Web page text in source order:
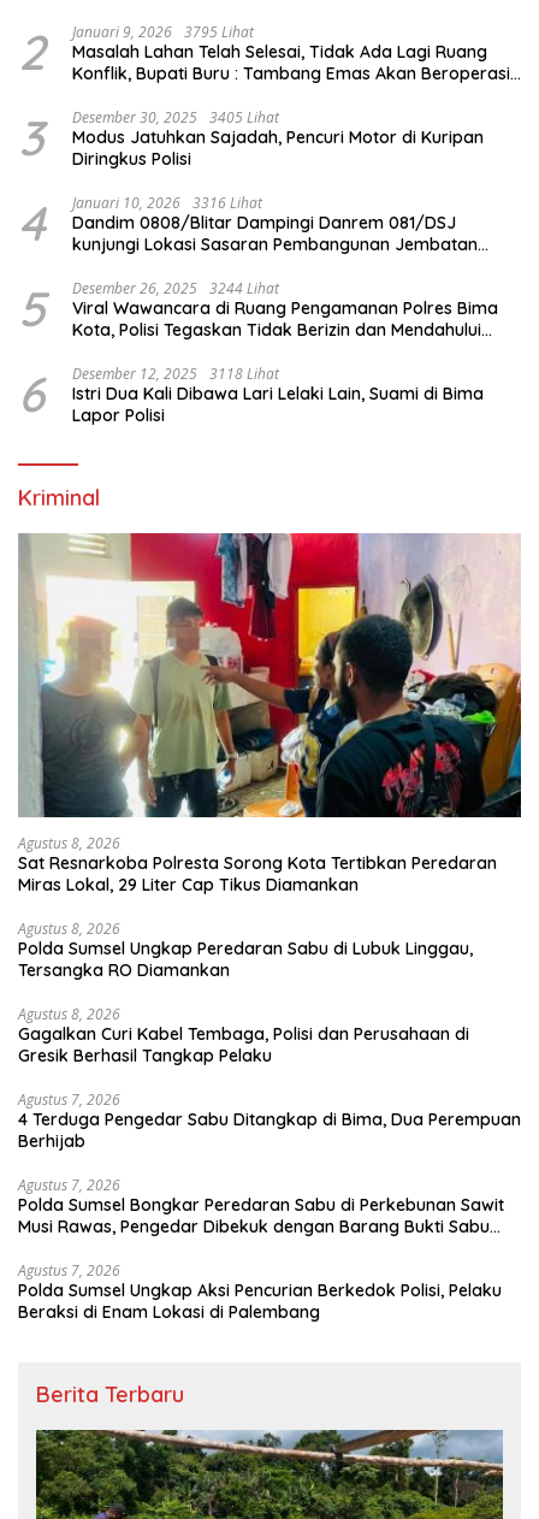
2 Januari 9, 2026 3795 Lihat
Masalah Lahan Telah Selesai, Tidak Ada Lagi Ruang
Konflik, Bupati Buru : Tambang Emas Akan Beroperasi
3 Desember 30, 2025 3405 Lihat
Modus Jatuhkan Sajadah, Pencuri Motor di Kuripan
Diringkus Polisi
4 Januari 10, 2026 3316 Lihat
Dandim 0808/Blitar Dampingi Danrem 081/DSJ
kunjungi Lokasi Sasaran Pembangunan Jembatan
5 Desember 26, 2025 3244 Lihat
Viral Wawancara di Ruang Pengamanan Polres Bima
Kota, Polisi Tegaskan Tidak Berizin dan Mendahului
6 Desember 12, 2025 3118 Lihat
Istri Dua Kali Dibawa Lari Lelaki Lain, Suami di Bima
Lapor Polisi
Kriminal
Agustus 8, 2026
Sat Resnarkoba Polresta Sorong Kota Tertibkan Peredaran
Miras Lokal, 29 Liter Cap Tikus Diamankan
Agustus 8, 2026
Polda Sumsel Ungkap Peredaran Sabu di Lubuk Linggau,
Tersangka RO Diamankan
Agustus 8, 2026
Gagalkan Curi Kabel Tembaga, Polisi dan Perusahaan di
Gresik Berhasil Tangkap Pelaku
Agustus 7, 2026
4 Terduga Pengedar Sabu Ditangkap di Bima, Dua Perempuan
Berhijab
Agustus 7, 2026
Polda Sumsel Bongkar Peredaran Sabu di Perkebunan Sawit
Musi Rawas, Pengedar Dibekuk dengan Barang Bukti Sabu
Agustus 7, 2026
Polda Sumsel Ungkap Aksi Pencurian Berkedok Polisi, Pelaku
Beraksi di Enam Lokasi di Palembang
Berita Terbaru